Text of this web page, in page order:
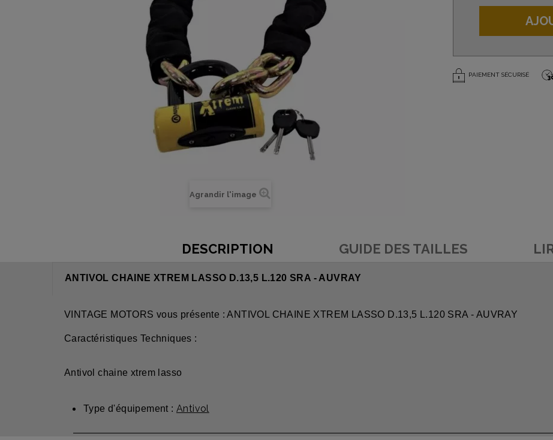
Agrandir l'image
PAIEMENT SÉCURISÉ
DESCRIPTION GUIDE DES TAILLES
ANTIVOL CHAINE XTREM LASSO D.13,5 L.120 SRA - AUVRAY
VINTAGE MOTORS vous présente : ANTIVOL CHAINE XTREM LASSO D.13,5 L.120 SRA - AUVRAY
Caractéristiques Techniques :
Antivol chaine xtrem lasso
Type d'équipement : Antivol